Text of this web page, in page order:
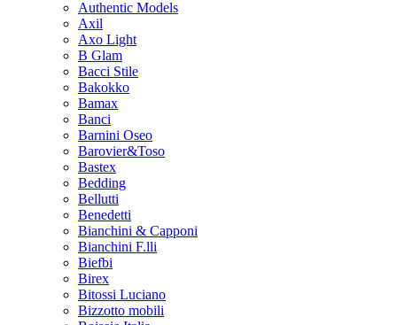
Authentic Models
Axil
Axo Light
B Glam
Bacci Stile
Bakokko
Bamax
Banci
Barnini Oseo
Barovier&Toso
Bastex
Bedding
Bellutti
Benedetti
Bianchini & Capponi
Bianchini F.lli
Biefbi
Birex
Bitossi Luciano
Bizzotto mobili